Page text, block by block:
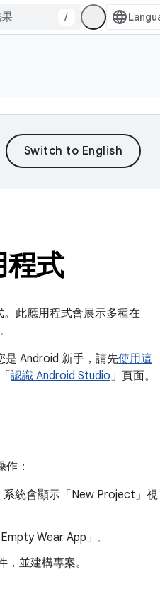
/
程式
此應用程式會展示多種在
是 Android 新手，請先使用這
認識 Android Studio」頁面。
：
系統會顯示「New Project」 視
Wear App」 。
並建構專案。